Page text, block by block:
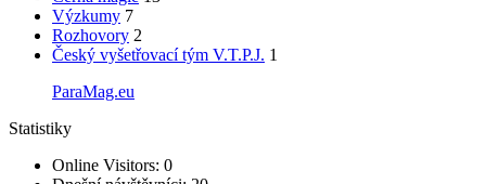
Výzkumy 7
Rozhovory 2
Český vyšetřovací tým V.T.P.J. 1
ParaMag.eu
Statistiky
Online Visitors: 0